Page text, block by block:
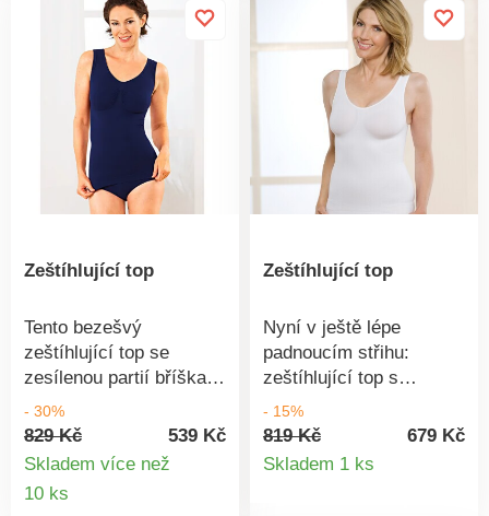
bez ostrých kostic.
bez ostrých kostic.
Zeštíhlující top
Tento bezešvý
zeštíhlující top se
zesílenou partií bříška
perfektně tvaruje a
odčaruje pryč až jednu
celou velikost. Přitažlivě
poprsí a ulehčuje díky
- 30%
829 Kč
539 Kč
Skladem více než
10 ks
Zeštíhlující top
Nyní v ještě lépe
padnoucím střihu:
zeštíhlující top s
jemnými, cíleně
uspořádanými
infračervenými body.
- 15%
819 Kč
679 Kč
Skladem 1 ks